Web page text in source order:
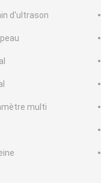
d'ultrason
multi